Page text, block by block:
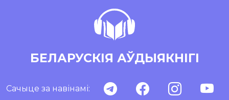
БЕЛАРУСКІЯ АЎДЫЯКНІГІ
Сачыце за навінамі: